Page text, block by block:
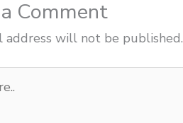
Comment
address will not be published.